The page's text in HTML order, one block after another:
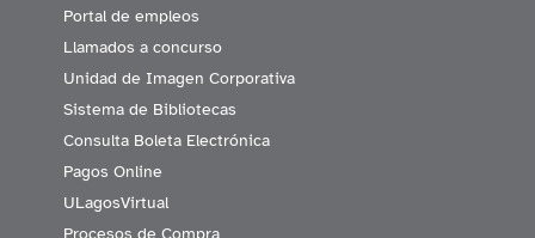
Portal de empleos
Llamados a concurso
Unidad de Imagen Corporativa
Sistema de Bibliotecas
Consulta Boleta Electrónica
Pagos Online
ULagosVirtual